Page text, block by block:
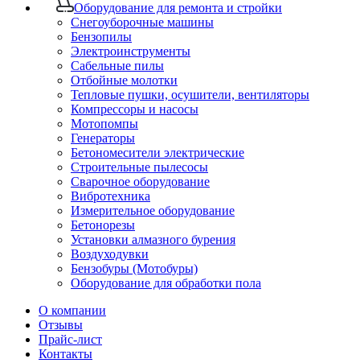
Оборудование для ремонта и стройки
Снегоуборочные машины
Бензопилы
Электроинструменты
Сабельные пилы
Отбойные молотки
Тепловые пушки, осушители, вентиляторы
Компрессоры и насосы
Мотопомпы
Генераторы
Бетономесители электрические
Строительные пылесосы
Сварочное оборудование
Вибротехника
Измерительное оборудование
Бетонорезы
Установки алмазного бурения
Воздуходувки
Бензобуры (Мотобуры)
Оборудование для обработки пола
О компании
Отзывы
Прайс-лист
Контакты